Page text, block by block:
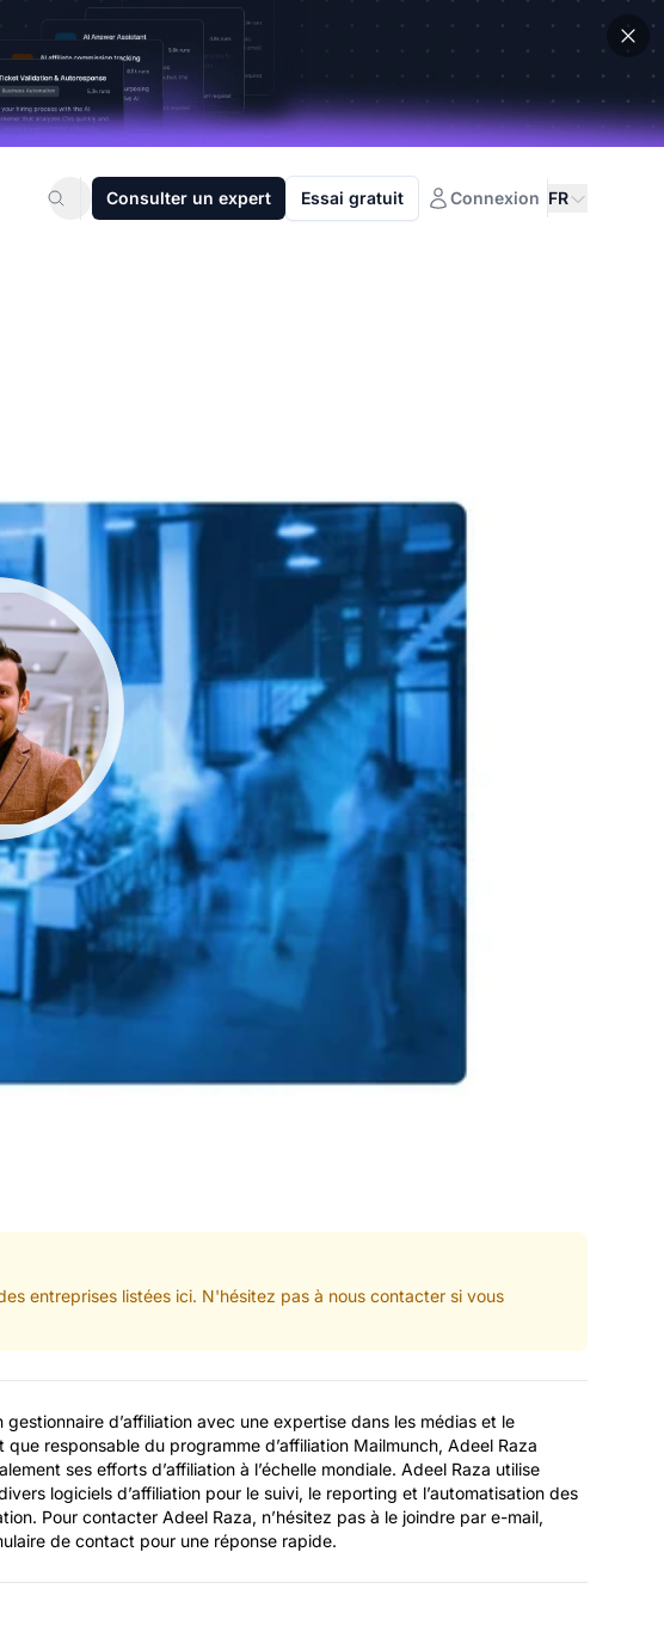
Consulter un expert Essai gratuit Connexion FR
entreprises listées ici. N'hésitez pas à nous contacter si vous
gestionnaire d’affiliation avec une expertise dans les médias et le
que responsable du programme d’affiliation Mailmunch, Adeel Raza
ses efforts d’affiliation à l’échelle mondiale. Adeel Raza utilise
logiciels d’affiliation pour le suivi, le reporting et l’automatisation des
Pour contacter Adeel Raza, n’hésitez pas à le joindre par e-mail,
de contact pour une réponse rapide.